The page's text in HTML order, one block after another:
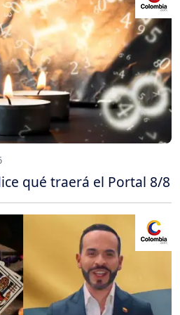
qué traerá el Portal 8/8